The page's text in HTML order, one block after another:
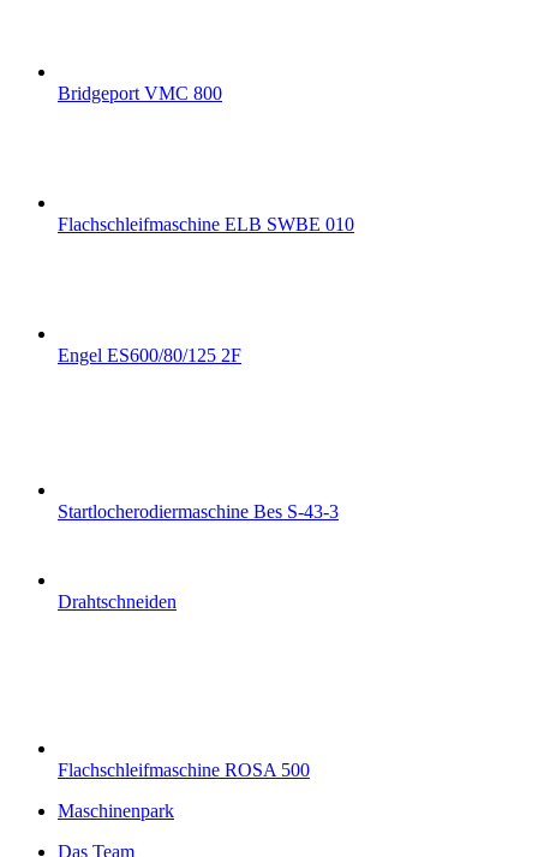
Bridgeport VMC 800
Flachschleifmaschine ELB SWBE 010
Engel ES600/80/125 2F
Startlocherodiermaschine Bes S-43-3
Drahtschneiden
Flachschleifmaschine ROSA 500
Maschinenpark
Das Team